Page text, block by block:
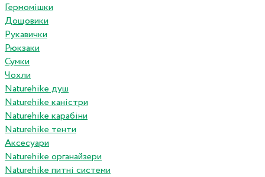
Гермомішки
Дощовики
Рукавички
Рюкзаки
Сумки
Чохли
Naturehike душ
Naturehike каністри
Naturehike карабіни
Naturehike тенти
Аксесуари
Naturehike органайзери
Naturehike питні системи